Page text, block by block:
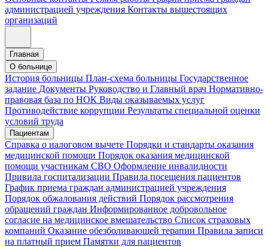
администрацией учреждения Контакты вышестоящих
организаций
Главная
О больнице
История больницы План-схема больницы Государственное
задание Документы Руководство и Главный врач Нормативно-
правовая база по НОК Виды оказываемых услуг
Противодействие коррупции Результаты специальной оценки
условий труда
Пациентам
Справка о налоговом вычете Порядки и стандарты оказания
медицинской помощи Порядок оказания медицинской
помощи участникам СВО Оформление инвалидности
Привила госпитализации Правила посещения пациентов
График приема граждан администрацией учреждения
Порядок обжалования действий Порядок рассмотрения
обращений граждан Информированное добровольное
согласие на медицинское вмешательство Список страховых
компаний Оказание обезболивающей терапии Правила записи
на платный прием Памятки для пациентов